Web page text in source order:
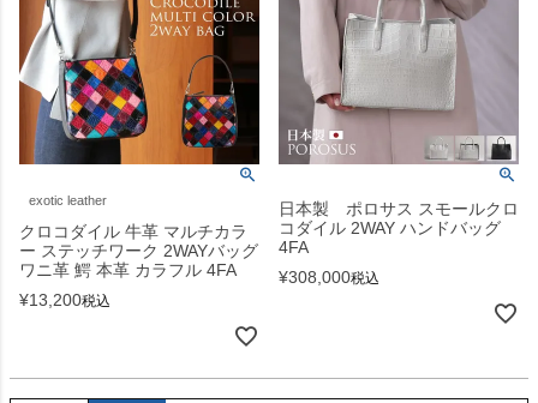
exotic leather
クロコダイル 牛革 マルチカラ
ー ステッチワーク 2WAYバッグ
ワニ革 鰐 本革 カラフル 4FA
¥13,200税込
日本製 ポロサス スモールクロ
コダイル 2WAY ハンドバッグ
4FA
¥308,000税込